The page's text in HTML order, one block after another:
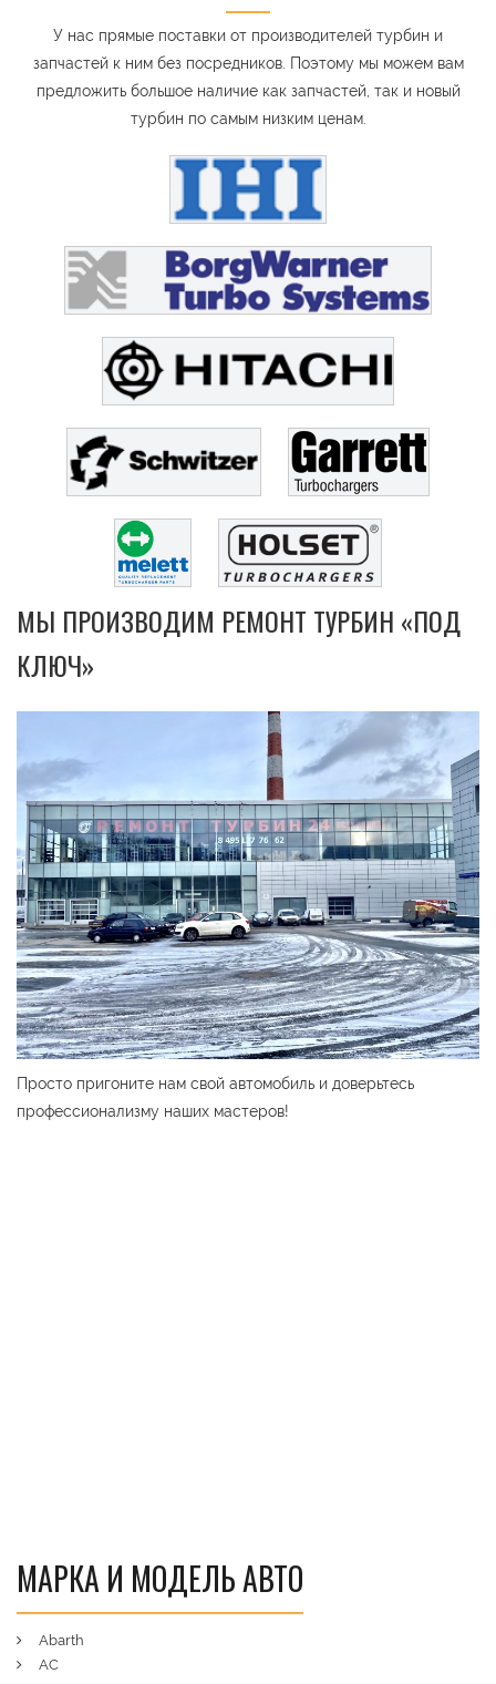
У нас прямые поставки от производителей турбин и
запчастей к ним без посредников. Поэтому мы можем вам
предложить большое наличие как запчастей, так и новый
турбин по самым низким ценам.
МЫ ПРОИЗВОДИМ РЕМОНТ ТУРБИН «ПОД
КЛЮЧ»
Просто пригоните нам свой автомобиль и доверьтесь
профессионализму наших мастеров!
МАРКА И МОДЕЛЬ АВТО
Abarth
AC